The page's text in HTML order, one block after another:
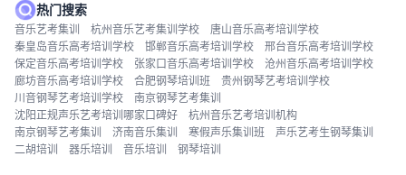
热门搜索
音乐艺考集训 杭州音乐艺考集训学校
唐山音乐高考培训学校
秦皇岛音乐高考培训学校
邯郸音乐高考培训学校
邢台音乐高考培训学校
保定音乐高考培训学校
张家口音乐高考培训学校
沧州音乐高考培训学校
廊坊音乐高考培训学校
合肥钢琴培训班
贵州钢琴艺考培训学校
川音钢琴艺考培训学校
南京钢琴艺考集训
沈阳正规声乐艺考培训哪家口碑好
杭州音乐艺考培训机构
南京钢琴艺考集训
济南音乐集训 寒假声乐集训班
声乐艺考生钢琴集训
二胡培训
器乐培训 音乐培训 钢琴培训